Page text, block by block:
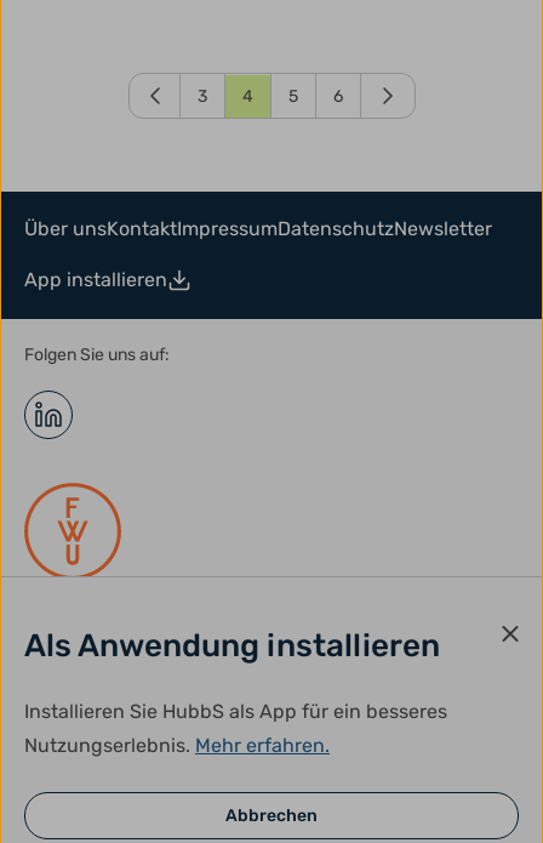
3 4 5 6
Als Anwendung installieren
Installieren Sie HubbS als App für ein besseres
Nutzungserlebnis. Mehr erfahren.
Abbrechen
Über unsKontaktImpressumDatenschutzNewsletter
App installieren
Folgen Sie uns auf:
gefördert durch: